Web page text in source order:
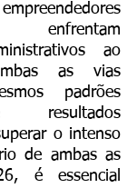
ao
as vias
padrões
resultados
o intenso
de ambas as
é essencial